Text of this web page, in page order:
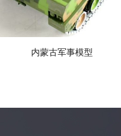
内蒙古军事模型